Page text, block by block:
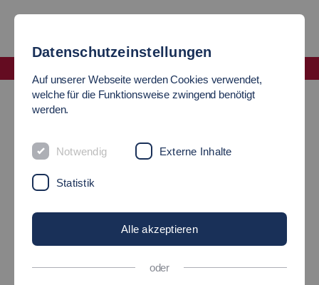
Labor für Business Applications (ES)
LABOR
Kurzportrait
Leitmotiv / Ziele / Vision
Datenschutzeinstellungen
Auf unserer Webseite werden Cookies verwendet,
welche für die Funktionsweise zwingend benötigt
werden.
Notwendig Externe Inhalte
Statistik
Alle akzeptieren
oder